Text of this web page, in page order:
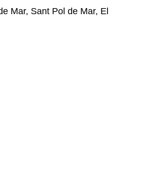
Mar, Sant Pol de Mar, El